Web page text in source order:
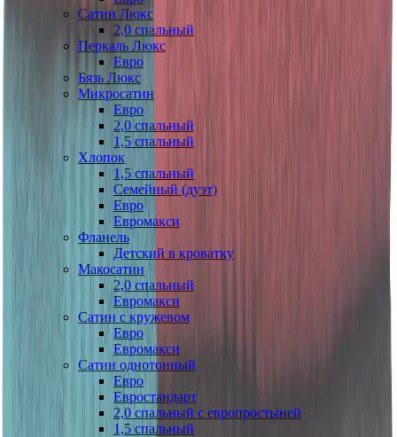
Сатин Люкс
2,0 спальный
Перкаль Люкс
Евро
Бязь Люкс
Микросатин
Евро
2,0 спальный
1,5 спальный
Хлопок
1,5 спальный
Семейный (дуэт)
Евро
Евромакси
Фланель
Детский в кроватку
Макосатин
2,0 спальный
Евромакси
Сатин с кружевом
Евро
Евромакси
Сатин однотонный
Евро
Евростандарт
2,0 спальный с европростыней
1,5 спальный